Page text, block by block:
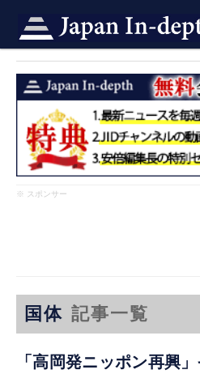
※ スポンサー
国体 記事一覧
「高岡発ニッポン再